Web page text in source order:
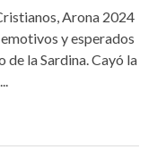
Arona 2024
y esperados
la Sardina. Cayó la